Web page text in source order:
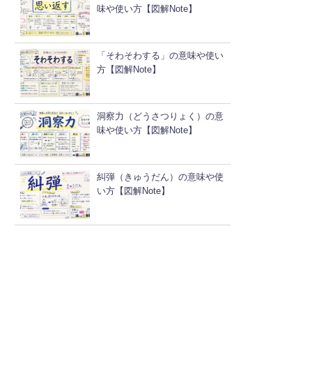
味や使い方【図解Note】
「そわそわする」の意味や使い
方【図解Note】
洞察力（どうさつりょく）の意
味や使い方【図解Note】
糾弾（きゅうだん）の意味や使
い方【図解Note】